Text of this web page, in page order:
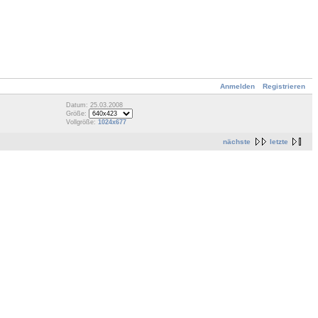
Anmelden Registrieren
Datum: 25.03.2008
Größe:
Vollgröße: 1024x677
nächste letzte